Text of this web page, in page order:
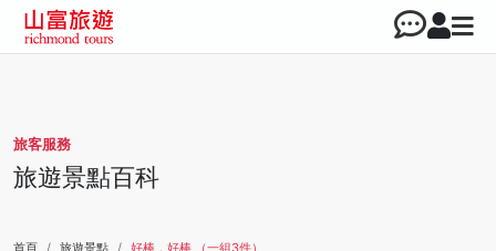
旅客服務
旅遊景點百科
首頁 旅遊景點 好棒．好棒 （一組3件）